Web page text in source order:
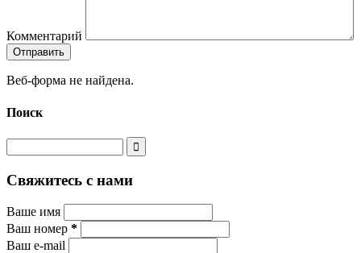
Комментарий
Веб-форма не найдена.
Поиск
Свяжитесь с нами
Ваше имя
Ваш номер *
Ваш e-mail